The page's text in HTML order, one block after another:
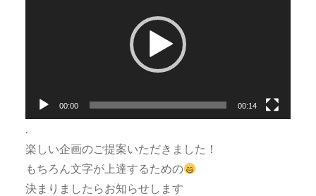
00:00 00:14
.
楽しい企画のご提案いただきました！
もちろん文字が上達するための
決まりましたらお知らせします